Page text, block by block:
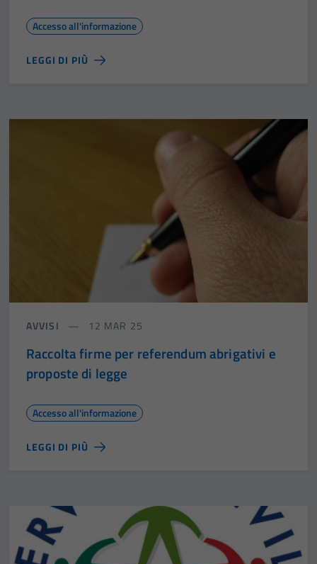
Accesso all'informazione
LEGGI DI PIÙ
AVVISI 12 MAR 25
Raccolta firme per referendum abrigativi e
proposte di legge
Accesso all'informazione
LEGGI DI PIÙ